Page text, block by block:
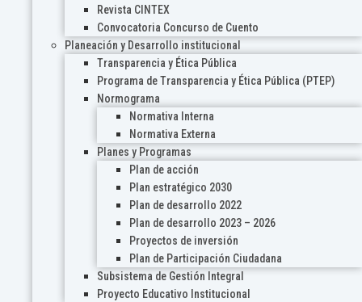
Revista CINTEX
Convocatoria Concurso de Cuento
Planeación y Desarrollo institucional
Transparencia y Ética Pública
Programa de Transparencia y Ética Pública (PTEP)
Normograma
Normativa Interna
Normativa Externa
Planes y Programas
Plan de acción
Plan estratégico 2030
Plan de desarrollo 2022
Plan de desarrollo 2023 – 2026
Proyectos de inversión
Plan de Participación Ciudadana
Subsistema de Gestión Integral
Proyecto Educativo Institucional